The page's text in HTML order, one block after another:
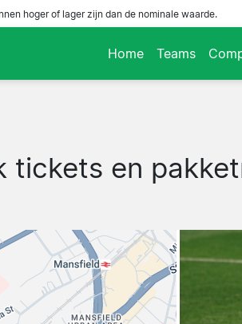
hoger of lager zijn dan de nominale waarde.
Home Teams
tickets en